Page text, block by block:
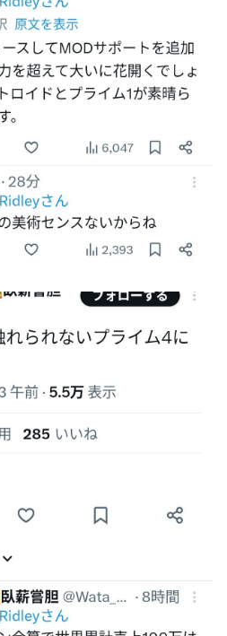
に入れたんだけど……これ必要だっ
始めたけど難しい
ハラをします」
「武人系敵幹部」に付きまといがち
像】
注が700台超 7月販売は125台
く分からないまま新しい映画が終わ
んってもしかして、賀喜遥香のイ
して伸びないと思ってませんでし
りですよ笑
水と蒸気で鏡のようにピカピカに
【海外の反応】
ー全開おにぎり「444円」がコチ
できそう
いかわ｣ 遠藤さくら ｢かっきーは